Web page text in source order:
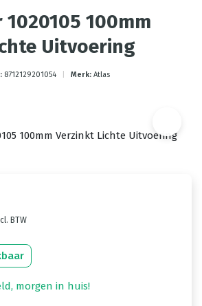
100mm
Uitvoering
8712129201054 Merk: Atlas
BTW
morgen in huis!